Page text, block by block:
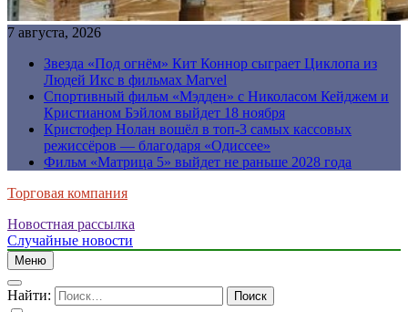
7 августа, 2026
Звезда «Под огнём» Кит Коннор сыграет Циклопа из
Людей Икс в фильмах Marvel
Спортивный фильм «Мэдден» с Николасом Кейджем и
Кристианом Бэйлом выйдет 18 ноября
Кристофер Нолан вошёл в топ-3 самых кассовых
режиссёров — благодаря «Одиссее»
Фильм «Матрица 5» выйдет не раньше 2028 года
Торговая компания
Новостная рассылка
Случайные новости
Меню
Найти: